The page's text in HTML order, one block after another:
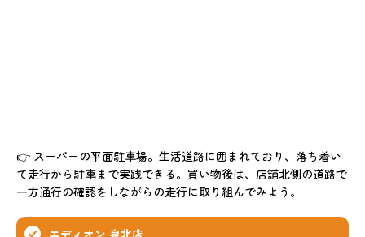
👉 スーパーの平面駐車場。生活道路に囲まれており、落ち着い
て走行から駐車まで実践できる。買い物後は、店舗北側の道路で
一方通行の確認をしながらの走行に取り組んでみよう。
エディオン 泉北店